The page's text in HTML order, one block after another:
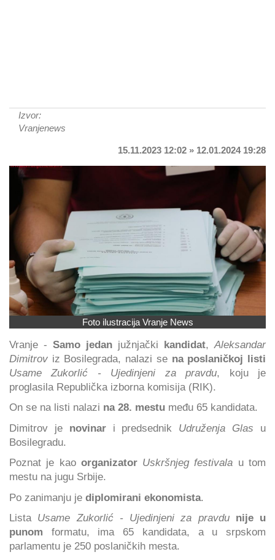
Izvor:
Vranjenews
15.11.2023 12:02 » 12.01.2024 19:28
Foto ilustracija Vranje News
Vranje - Samo jedan južnjački kandidat, Aleksandar
Dimitrov iz Bosilegrada, nalazi se na poslaničkoj listi
Usame Zukorlić - Ujedinjeni za pravdu, koju je
proglasila Republička izborna komisija (RIK).
On se na listi nalazi na 28. mestu među 65 kandidata.
Dimitrov je novinari predsednik Udruženja Glas u
Bosilegradu.
Poznat je kao organizator Uskršnjeg festivala u tom
mestu na jugu Srbije.
Po zanimanju je diplomirani ekonomista.
Lista Usame Zukorlić - Ujedinjeni za pravdu
nije u
punom formatu, ima 65 kandidata, a u srpskom
parlamentu je 250 poslaničkih mesta.